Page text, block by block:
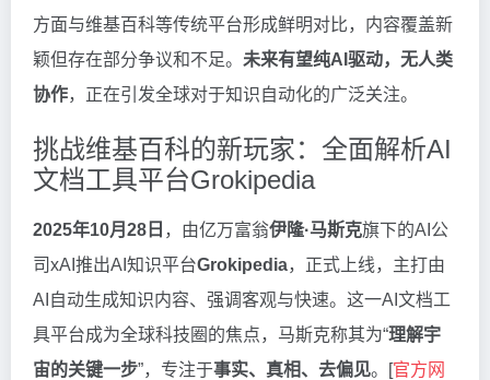
方面与维基百科等传统平台形成鲜明对比，内容覆盖新
颖但存在部分争议和不足。 未来有望纯AI驱动，无人类
协作，正在引发全球对于知识自动化的广泛关注。
挑战维基百科的新玩家：全面解析AI
文档工具平台Grokipedia
2025年10月28日 ，由亿万富翁伊隆·马斯克旗下的AI公
司xAI推出AI知识平台Grokipedia，正式上线，主打由
AI自动生成知识内容、强调客观与快速。这一AI文档工
具平台成为全球科技圈的焦点，马斯克称其为“理解宇
宙的关键一步”，专注于事实、真相、去偏见。[官方网